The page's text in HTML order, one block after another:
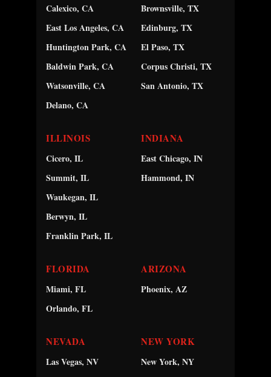
Calexico, CA
East Los Angeles, CA
Huntington Park, CA
Baldwin Park, CA
Watsonville, CA
Delano, CA
Brownsville, TX
Edinburg, TX
El Paso, TX
Corpus Christi, TX
San Antonio, TX
ILLINOIS
Cicero, IL
Summit, IL
Waukegan, IL
Berwyn, IL
Franklin Park, IL
INDIANA
East Chicago, IN
Hammond, IN
FLORIDA
Miami, FL
Orlando, FL
ARIZONA
Phoenix, AZ
NEVADA
Las Vegas, NV
NEW YORK
New York, NY